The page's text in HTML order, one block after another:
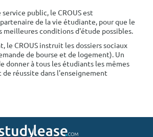
public, le CROUS est
de la vie étudiante, pour que le
conditions d'étude possibles.
le CROUS instruit les dossiers sociaux
de bourse et de logement). Un
donner à tous les étudiants les mêmes
de réussite dans l'enseignement